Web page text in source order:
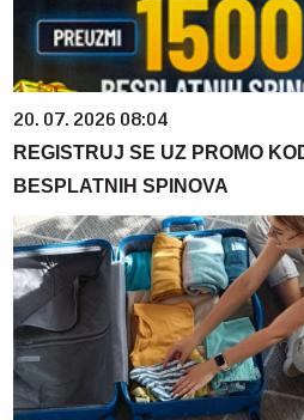
20. 07. 2026 08:04
REGISTRUJ SE UZ PROMO
BESPLATNIH SPINOVA